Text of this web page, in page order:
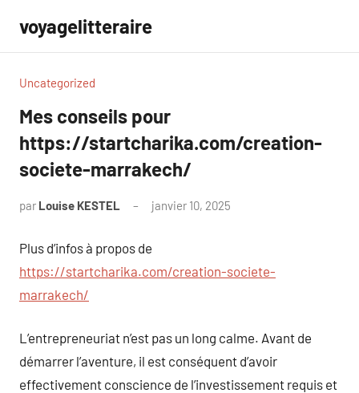
contenu
voyagelitteraire
Uncategorized
Mes conseils pour
https://startcharika.com/creation-
societe-marrakech/
par Louise KESTEL janvier 10, 2025
Plus d’infos à propos de
https://startcharika.com/creation-societe-
marrakech/
L’entrepreneuriat n’est pas un long calme. Avant de
démarrer l’aventure, il est conséquent d’avoir
effectivement conscience de l’investissement requis et